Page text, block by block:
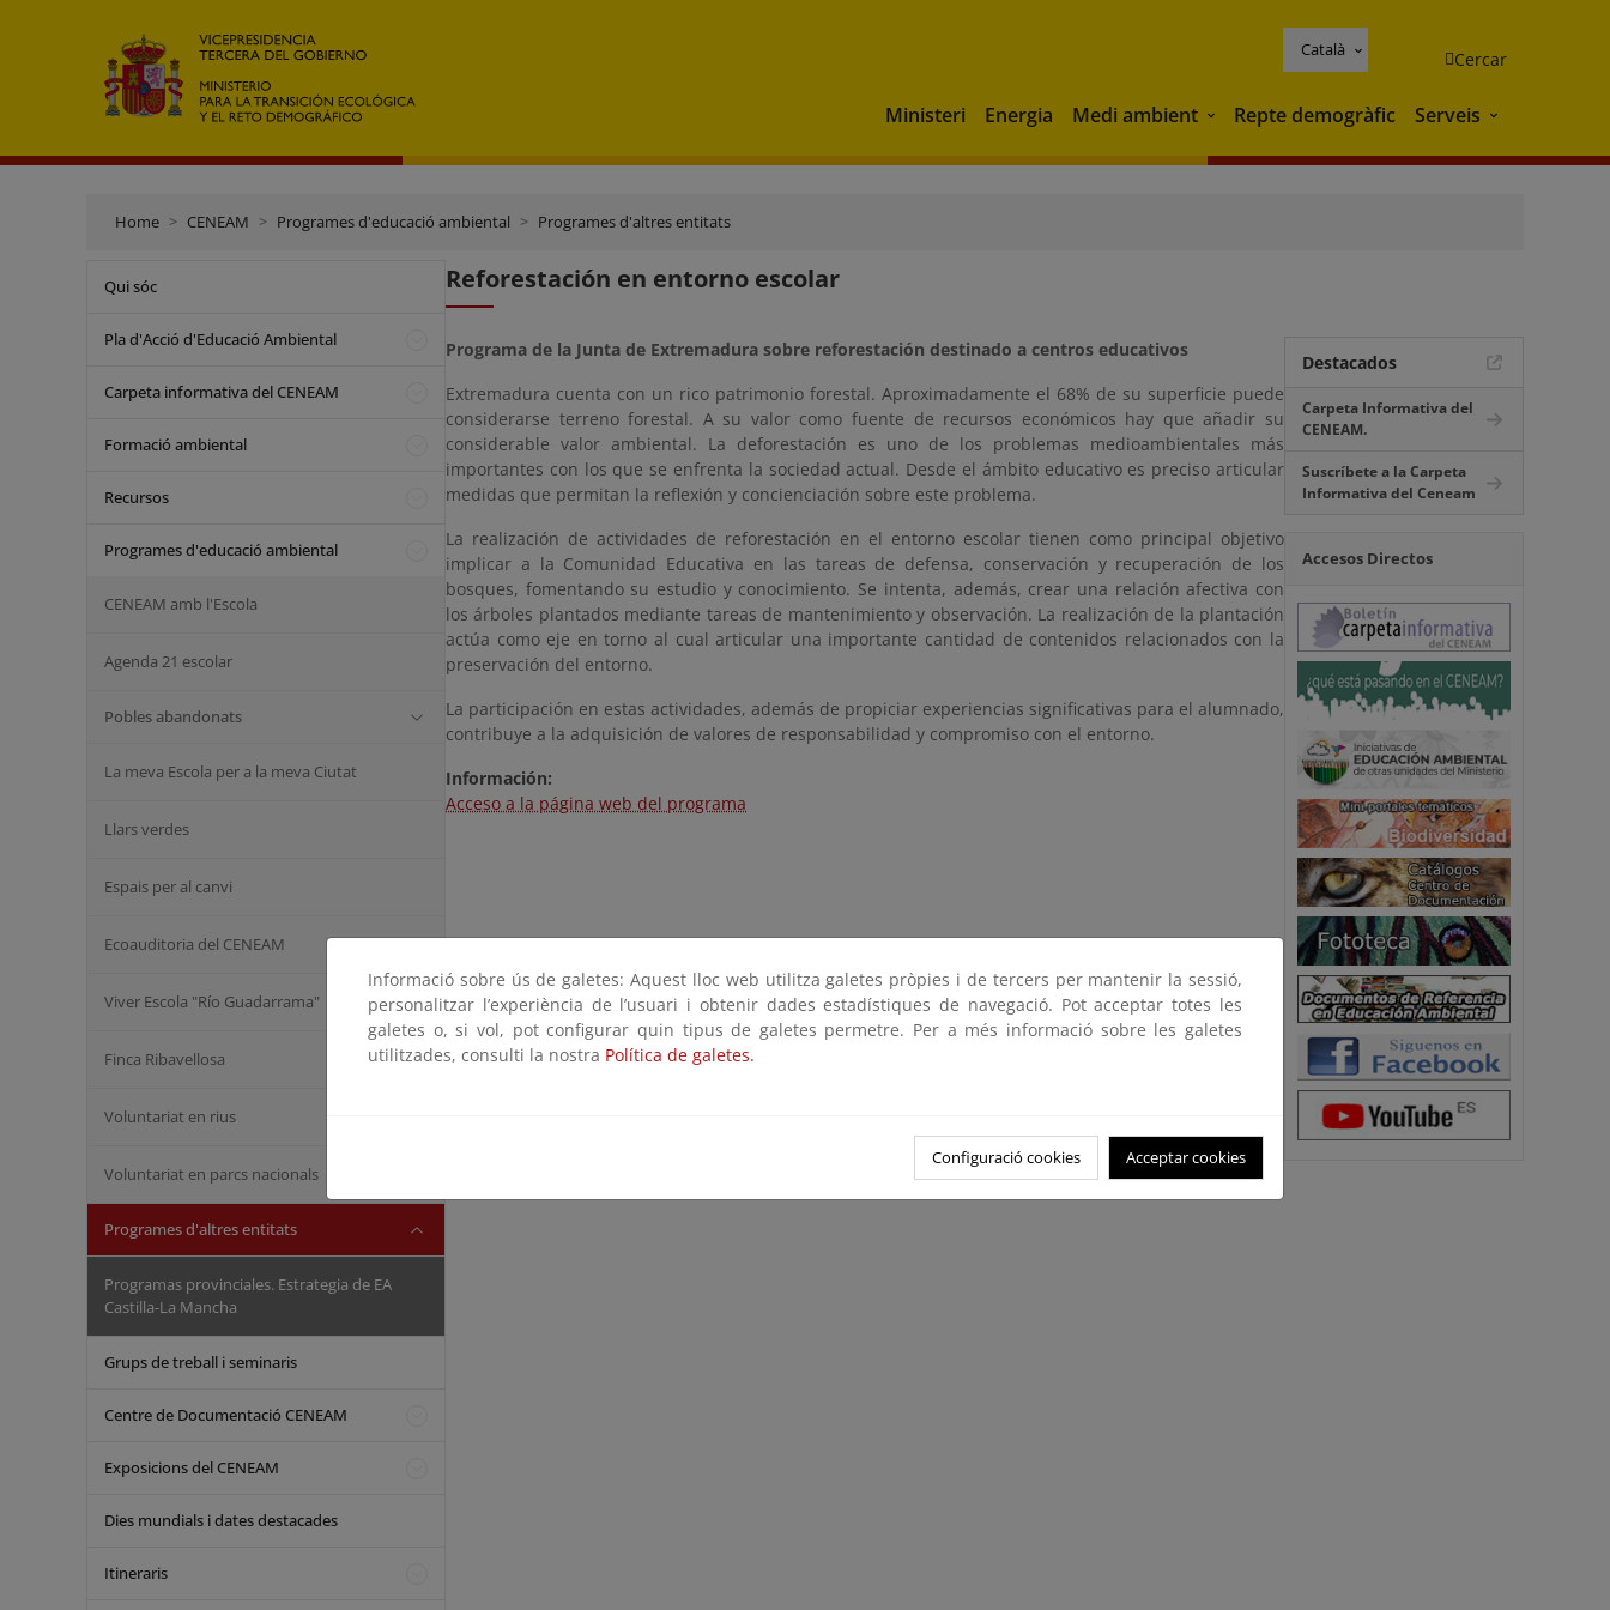
Català Cercar
Ministeri Energia Medi ambient Medi ambient
Repte demogràfic Serveis Serveis
Home CENEAM Programes d'educació ambiental Programes d'altres entitats
Qui sóc
Pla d'Acció d'Educació Ambiental
Carpeta informativa del CENEAM
Formació ambiental
Recursos
Programes d'educació ambiental
CENEAM amb l'Escola
Agenda 21 escolar
Pobles abandonats
La meva Escola per a la meva Ciutat
Llars verdes
Espais per al canvi
Ecoauditoria del CENEAM
Viver Escola "Río Guadarrama"
Finca Ribavellosa
Voluntariat en rius
Voluntariat en parcs nacionals
Programes d'altres entitats
Programas provinciales. Estrategia de EA
Castilla-La Mancha
Grups de treball i seminaris
Centre de Documentació CENEAM
Exposicions del CENEAM
Dies mundials i dates destacades
Itineraris
Reforestación en entorno escolar
Programa de la Junta de Extremadura sobre reforestación destinado a centros educativos
Extremadura cuenta con un rico patrimonio forestal. Aproximadamente el 68% de su superficie puede
considerarse terreno forestal. A su valor como fuente de recursos económicos hay que añadir su
considerable valor ambiental. La deforestación es uno de los problemas medioambientales más
importantes con los que se enfrenta la sociedad actual. Desde el ámbito educativo es preciso articular
medidas que permitan la reflexión y concienciación sobre este problema.
La realización de actividades de reforestación en el entorno escolar tienen como principal objetivo
implicar a la Comunidad Educativa en las tareas de defensa, conservación y recuperación de los
bosques, fomentando su estudio y conocimiento. Se intenta, además, crear una relación afectiva con
los árboles plantados mediante tareas de mantenimiento y observación. La realización de la plantación
actúa como eje en torno al cual articular una importante cantidad de contenidos relacionados con la
preservación del entorno.
La participación en estas actividades, además de propiciar experiencias significativas para el alumnado,
contribuye a la adquisición de valores de responsabilidad y compromiso con el entorno.
Información:
Acceso a la página web del programa
Destacados
Carpeta Informativa del
CENEAM.
Suscríbete a la Carpeta
Informativa del Ceneam
Accesos Directos
Informació sobre ús de galetes: Aquest lloc web utilitza galetes pròpies i de tercers per mantenir la sessió,
personalitzar l’experiència de l’usuari i obtenir dades estadístiques de navegació. Pot acceptar totes les
galetes o, si vol, pot configurar quin tipus de galetes permetre. Per a més informació sobre les galetes
utilitzades, consulti la nostra Política de galetes.
Configuració cookies Acceptar cookies